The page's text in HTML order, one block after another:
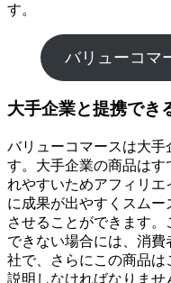
す。
バリューコマ
大手企業と提携でき
バリューコマースは大手
す。大手企業の商品は
れやすいためアフィリ
に成果が出やすくスムー
させることができます
できない場合には、消
社で、さらにこの商品は
説明しなければなりま